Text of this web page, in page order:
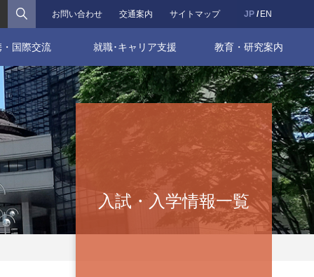
JP EN
お問い合わせ 交通案内 サイトマップ
検索
国際交流 就職･キャリア支援 教育・研究案内
入試・入学情報一覧